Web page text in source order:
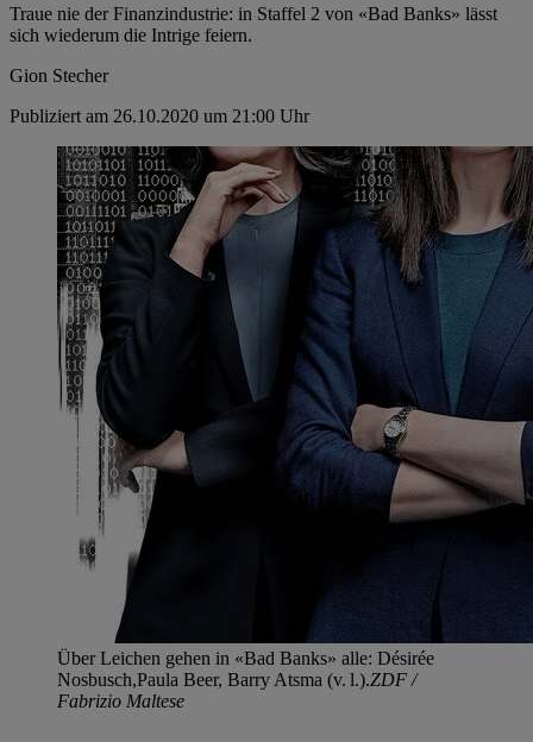
Traue nie der Finanzindustrie: in Staffel 2 von «Bad Banks» lässt
sich wiederum die Intrige feiern.
Gion Stecher
Publiziert am 26.10.2020 um 21:00 Uhr
Über Leichen gehen in «Bad Banks» alle: Désirée
Nosbusch,Paula Beer, Barry Atsma (v. l.).ZDF /
Fabrizio Maltese